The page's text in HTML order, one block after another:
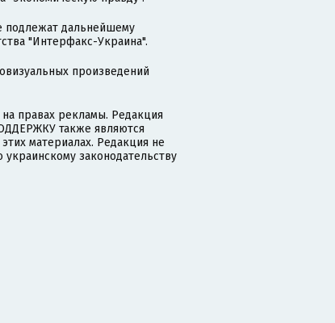
подлежат дальнейшему
"Интерфакс-Украина".
произведений
правах рекламы. Редакция
также являются
материалах. Редакция не
законодательству